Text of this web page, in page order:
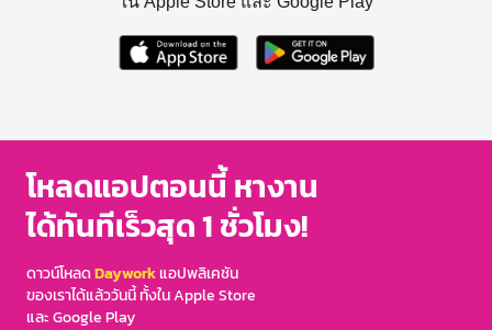
โหลดแอปตอนนี้ หางาน
ได้ทันทีเร็วสุด 1 ชั่วโมง!
ดาวน์โหลดDayworkแอปพลิเคชัน
ของเราได้แล้ววันนี้ ทั้งใน Apple Store
และ Google Play